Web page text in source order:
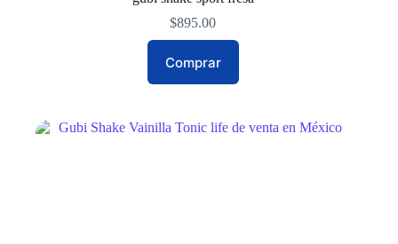
$895.00
Comprar